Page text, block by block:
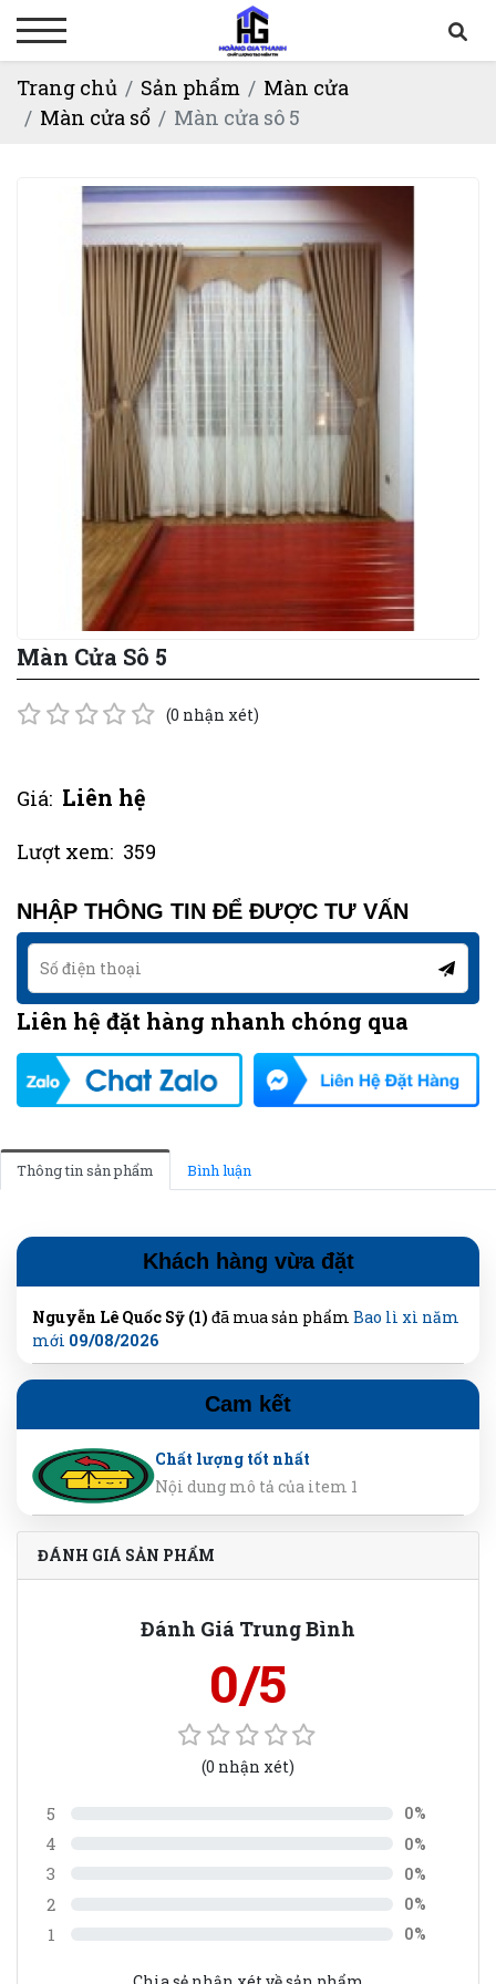
Trang chủ Sản phẩm
Màn cửa
Màn cửa sổ
Màn cửa sô 5
Màn Cửa Sô 5
(0 nhận xét)
Giá: Liên hệ
Lượt xem: 359
NHẬP THÔNG TIN ĐỂ ĐƯỢC TƯ VẤN
Liên hệ đặt hàng nhanh chóng qua
Thông tin sản phẩm Bình luận
Khách hàng vừa đặt
Nguyễn Lê Quốc Sỹ (1) đã mua sản phẩm Bao lì xì năm
mới 09/08/2026
Cam kết
Chất lượng tốt nhất
Nội dung mô tả của item 1
ĐÁNH GIÁ SẢN PHẨM
Đánh Giá Trung Bình
0/5
(0 nhận xét)
5 0%
4 0%
3 0%
2 0%
1 0%